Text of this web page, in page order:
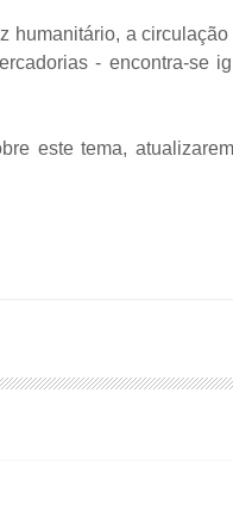
humanitário, a
- encontra-se
este tema,